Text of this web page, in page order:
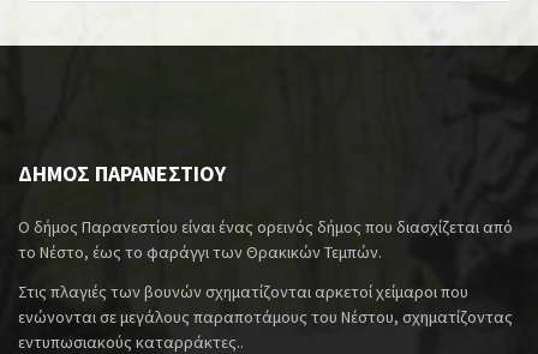
ΔΗΜΟΣ ΠΑΡΑΝΕΣΤΙΟΥ
Ο δήμος Παρανεστίου είναι ένας ορεινός δήμος που διασχίζεται από
το Νέστο, έως το φαράγγι των Θρακικών Τεμπών.
Στις πλαγιές των βουνών σχηματίζονται αρκετοί χείμαροι που
ενώνονται σε μεγάλους παραποτάμους του Νέστου, σχηματίζοντας
εντυπωσιακούς καταρράκτες..